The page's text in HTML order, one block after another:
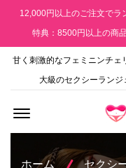
12,000円以上のご注文でラ
特典：8500円以上の商
甘く刺激的なフェミニンチェ
大級のセクシーラン
ホーム セクシ